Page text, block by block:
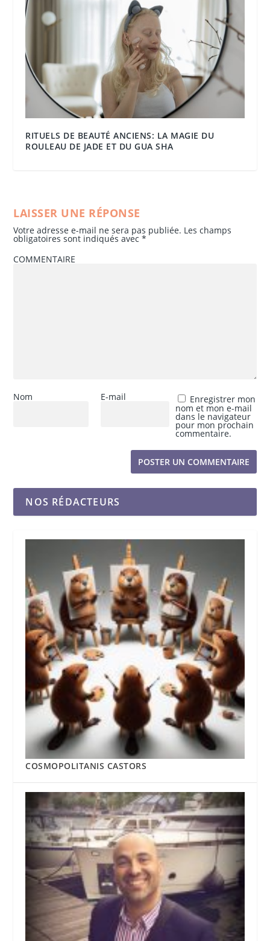
RITUELS DE BEAUTÉ ANCIENS: LA MAGIE DU
ROULEAU DE JADE ET DU GUA SHA
LAISSER UNE RÉPONSE
Votre adresse e-mail ne sera pas publiée. Les champs
obligatoires sont indiqués avec*
COMMENTAIRE
Nom E-mail Enregistrer mon
nom et mon e-mail
dans le navigateur
pour mon prochain
commentaire.
NOS RÉDACTEURS
COSMOPOLITANIS CASTORS